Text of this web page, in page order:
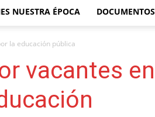
Al
Frente
NUESTRA ÉPOCA DOCUMENTOS
la educación pública
vacantes en